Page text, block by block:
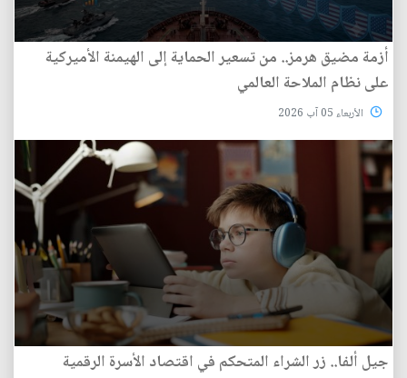
أزمة مضيق هرمز.. من تسعير الحماية إلى الهيمنة الأميركية
على نظام الملاحة العالمي
الأربعاء 05 آب 2026
جيل ألفا.. زر الشراء المتحكم في اقتصاد الأسرة الرقمية